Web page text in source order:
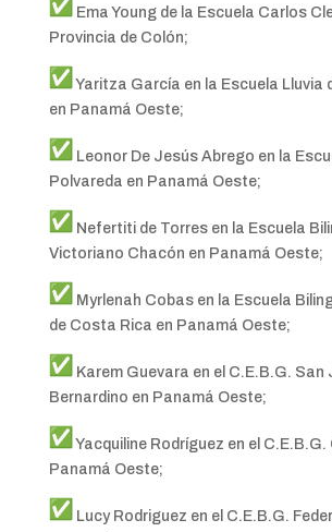
Ema Young de la Escuela Carlos
Provincia de Colón;
Yaritza García en la Escuela Lluvia
en Panamá Oeste;
Leonor De Jesús Abrego en la
Polvareda en Panamá Oeste;
Nefertiti de Torres en la Escuela
Victoriano Chacón en Panamá Oeste;
Myrlenah Cobas en la Escuela
de Costa Rica en Panamá Oeste;
Karem Guevara en el C.E.B.G. San
Bernardino en Panamá Oeste;
Yacquiline Rodríguez en el C.E.B.G.
Panamá Oeste;
Lucy Rodriguez en el C.E.B.G.